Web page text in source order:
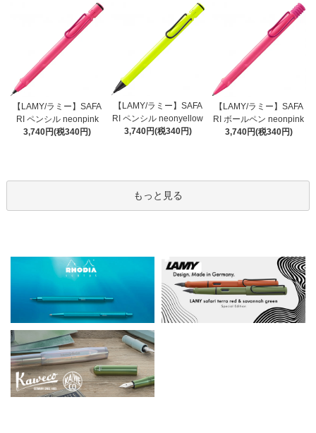
【LAMY/ラミー】SAFA
RI ペンシル neonpink
3,740円(税340円)
【LAMY/ラミー】SAFA
RI ペンシル neonyellow
3,740円(税340円)
【LAMY/ラミー】SAFA
RI ボールペン neonpink
3,740円(税340円)
もっと見る